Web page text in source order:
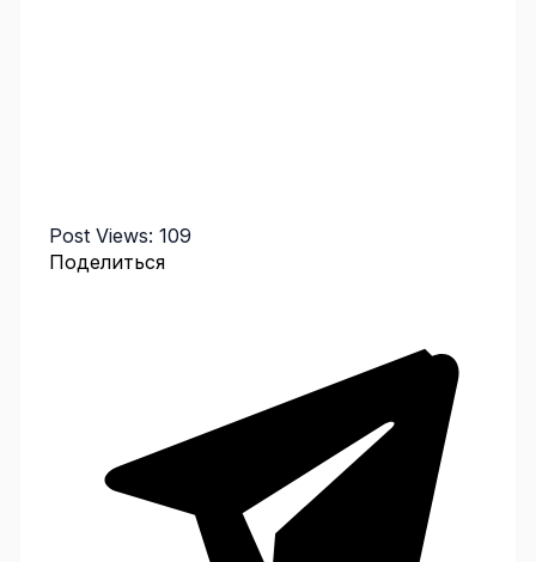
Post Views: 109
Поделиться